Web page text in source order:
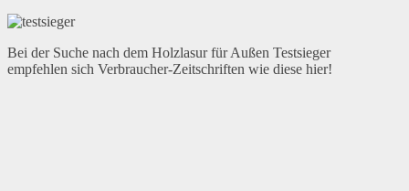
Bei der Suche nach dem Holzlasur für Außen Testsieger
empfehlen sich Verbraucher-Zeitschriften wie diese hier!